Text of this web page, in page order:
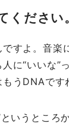
ください
すよ。音
に“いいな”
うDNAです
いうとこ